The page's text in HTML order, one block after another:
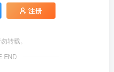
注册
转载。
END